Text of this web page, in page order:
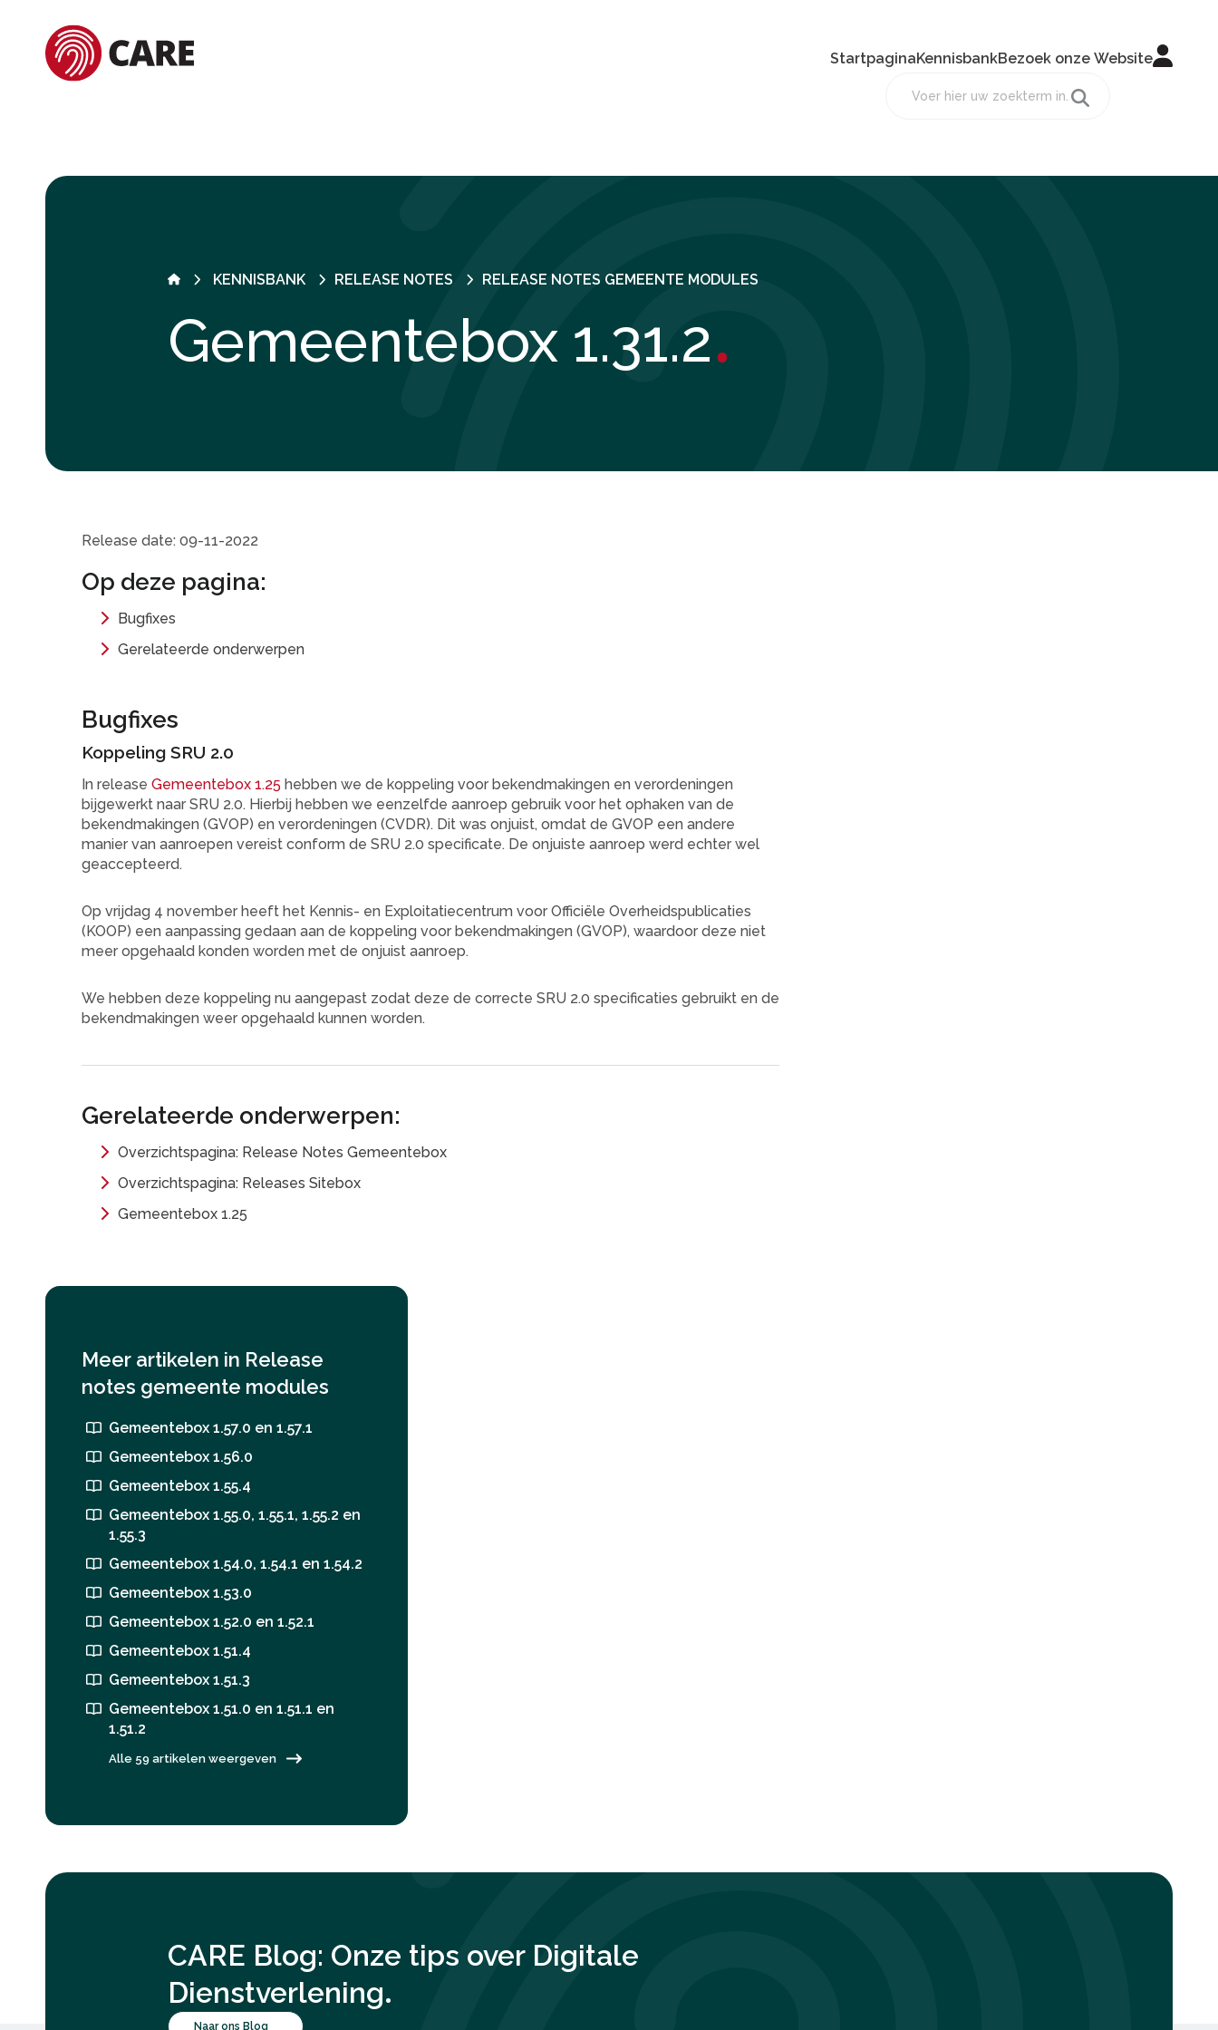
StartpaginaKennisbankBezoek onze Website
KENNISBANK RELEASE NOTES RELEASE NOTES GEMEENTE MODULES
Gemeentebox 1.31.2.
Release date: 09-11-2022
Op deze pagina:
Bugfixes
Gerelateerde onderwerpen
Bugfixes
Koppeling SRU 2.0
In release Gemeentebox 1.25 hebben we de koppeling voor bekendmakingen en verordeningen
bijgewerkt naar SRU 2.0. Hierbij hebben we eenzelfde aanroep gebruik voor het ophaken van de
bekendmakingen (GVOP) en verordeningen (CVDR). Dit was onjuist, omdat de GVOP een andere
manier van aanroepen vereist conform de SRU 2.0 specificate. De onjuiste aanroep werd echter wel
geaccepteerd.
Op vrijdag 4 november heeft het Kennis- en Exploitatiecentrum voor Officiële Overheidspublicaties
(KOOP) een aanpassing gedaan aan de koppeling voor bekendmakingen (GVOP), waardoor deze niet
meer opgehaald konden worden met de onjuist aanroep.
We hebben deze koppeling nu aangepast zodat deze de correcte SRU 2.0 specificaties gebruikt en de
bekendmakingen weer opgehaald kunnen worden.
Gerelateerde onderwerpen:
Overzichtspagina: Release Notes Gemeentebox
Overzichtspagina: Releases Sitebox
Gemeentebox 1.25
Meer artikelen in Release
notes gemeente modules
Gemeentebox 1.57.0 en 1.57.1
Gemeentebox 1.56.0
Gemeentebox 1.55.4
Gemeentebox 1.55.0, 1.55.1, 1.55.2 en
1.55.3
Gemeentebox 1.54.0, 1.54.1 en 1.54.2
Gemeentebox 1.53.0
Gemeentebox 1.52.0 en 1.52.1
Gemeentebox 1.51.4
Gemeentebox 1.51.3
Gemeentebox 1.51.0 en 1.51.1 en
1.51.2
Alle 59 artikelen weergeven
CARE Blog: Onze tips over Digitale
Dienstverlening.
Naar ons Blog